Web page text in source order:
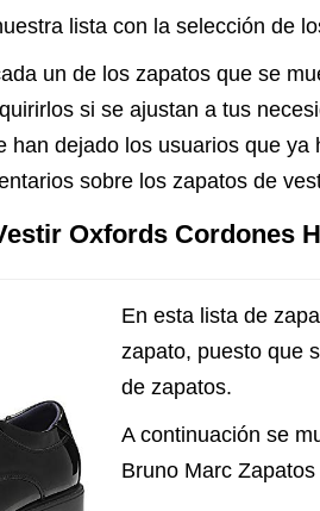
lista con la selección de
un de los zapatos que se
si se ajustan a tus
han dejado los usuarios que
sobre los zapatos de
Oxfords Cordones
En esta lista de
zapato, puesto que
de zapatos.
A continuación se
Bruno Marc